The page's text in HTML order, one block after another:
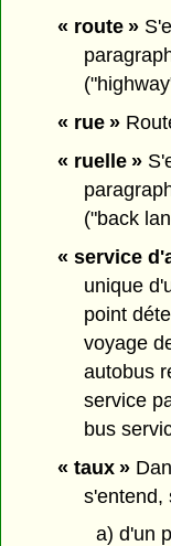
« route »
« rue »
« ruelle »
("back
« service
unique
point
voyage
autobus
service
bus
« taux »
s'entend,
a) d'un